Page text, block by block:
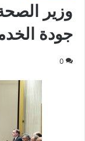
جودة
0